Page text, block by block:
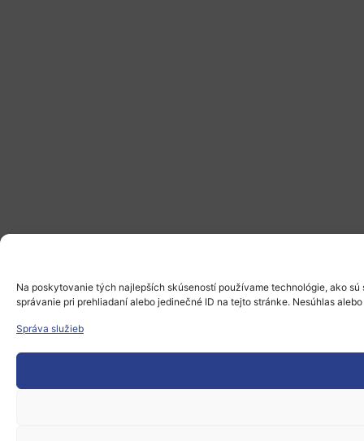
Na poskytovanie tých najlepších skúseností používame technológie, ako
správanie pri prehliadaní alebo jedinečné ID na tejto stránke. Nesúhlas
Správa služieb